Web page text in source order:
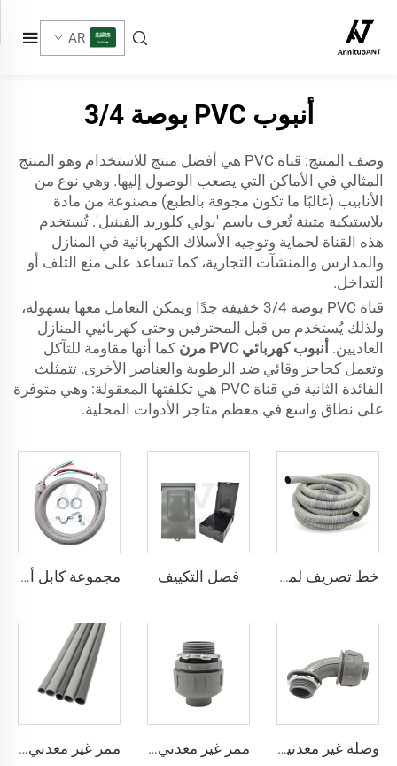
AR
أنبوب PVC بوصة 3/4
وصف المنتج: قناة PVC هي أفضل منتج للاستخدام وهو المنتج
المثالي في الأماكن التي يصعب الوصول إليها. وهي نوع من
الأنابيب (غالبًا ما تكون مجوفة بالطبع) مصنوعة من مادة
بلاستيكية متينة تُعرف باسم 'بولي كلوريد الفينيل'. تُستخدم
هذه القناة لحماية وتوجيه الأسلاك الكهربائية في المنازل
والمدارس والمنشآت التجارية، كما تساعد على منع التلف أو
التداخل.
قناة PVC بوصة 3/4 خفيفة جدًا ويمكن التعامل معها بسهولة،
ولذلك يُستخدم من قبل المحترفين وحتى كهربائيي المنازل
العاديين. أنبوب كهربائي PVC مرن
كما أنها مقاومة للتآكل
وتعمل كحاجز وقائي ضد الرطوبة والعناصر الأخرى. تتمثلث
الفائدة الثانية في قناة PVC هي تكلفتها المعقولة: وهي متوفرة
على نطاق واسع في معظم متاجر الأدوات المحلية.
خط تصريف لمكيفات الهواء فصل التكييف مجموعة كابل أ/سي
وصلة غير معدنية مقاومة للسوائل بزاوية 90 درجة ممر غير معدني مقاوم للسوائل مستقيم ممر غير معدني مقاوم للسوائل